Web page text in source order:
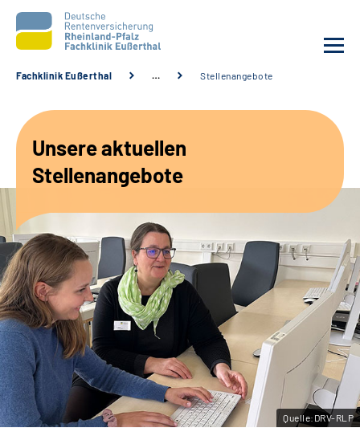
Unsere Angebote
Karriere
Beratungsstellen &
Zuweisende
Suche
Leichte Sprache
Gebärdensprache
Fachklinik Eußerthal … Stellenangebote
Unsere aktuellen
Stellenangebote
Quelle:DRV-RLP